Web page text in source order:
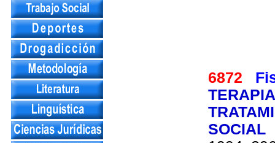
6872
SOCIAL